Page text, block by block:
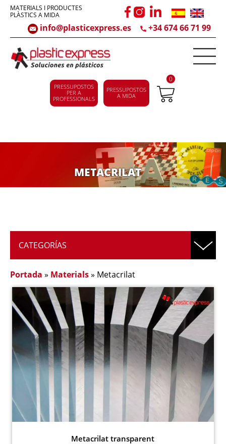
MATERIALS I PRODUCTES
PLÀSTICS A MIDA
info@plasticexpress.es +34 674 66 71 99
PRESSUPOSTOS
PER A
PROFESSIONALS
PRESSUPOSTOS
A MIDA
0
METACRILAT
CATEGORÍAS
Portada » Materials» Metacrilat
Metacrilat transparent